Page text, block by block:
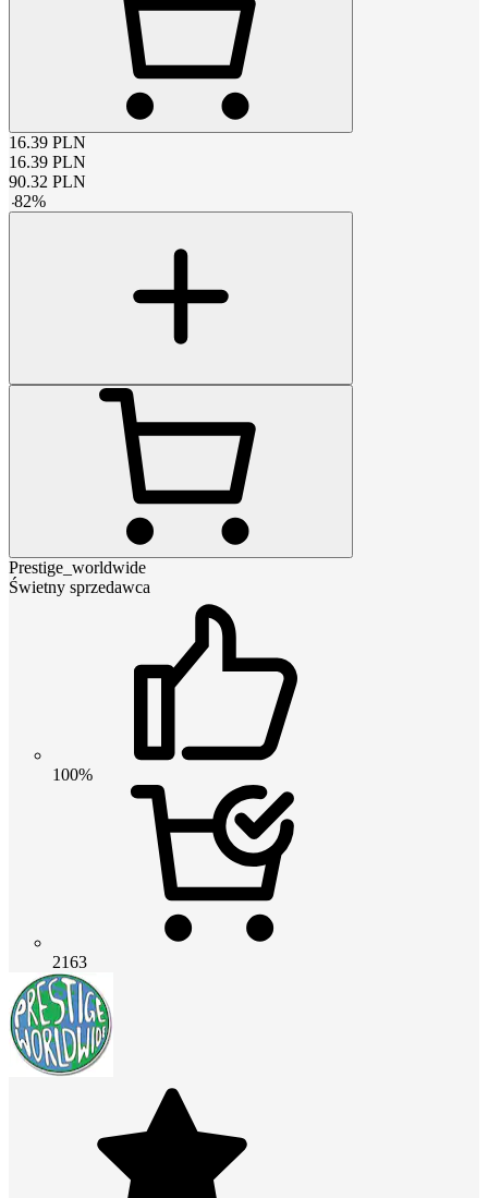
16.39 PLN
16.39 PLN
90.32 PLN
-82%
Prestige_worldwide
Świetny sprzedawca
100%
2163